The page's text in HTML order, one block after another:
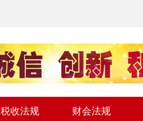
税收法规 财会法规